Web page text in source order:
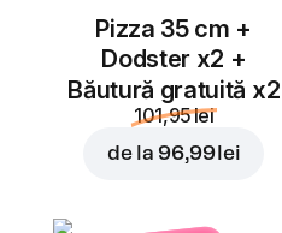
Pizza 35 cm +
Dodster x2 +
Băutură gratuită x2
101,95 lei
de la 96,99 lei